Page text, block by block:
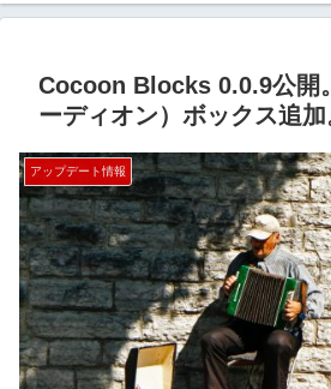
Cocoon Blocks 0.0.9公開
ーディオン）ボックス追加
アップデート情報